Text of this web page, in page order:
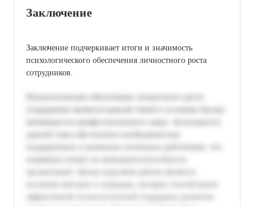
Заключение
Заключение подчеркивает итоги и значимость
психологического обеспечения личностного роста
сотрудников.